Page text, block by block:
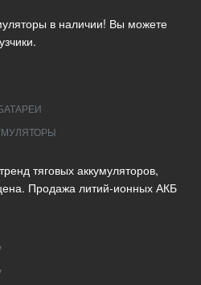
в наличии! Вы можете
тяговых аккумуляторов,
Продажа литий-ионных АКБ